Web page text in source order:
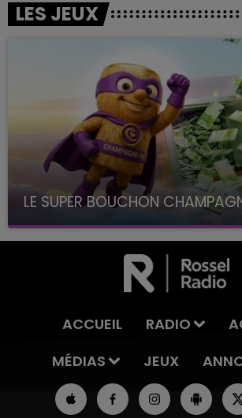
LES JEUX
LE SUPER BOUCHON
avec La Famille Champagne FM, à
ACCUEIL RADIO
MÉDIAS
JEUX